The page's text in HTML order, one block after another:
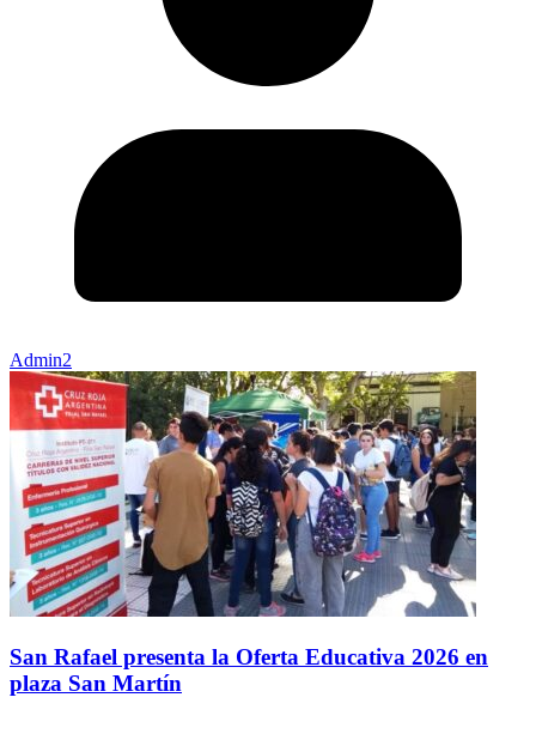
Admin2
San Rafael presenta la Oferta Educativa 2026 en
plaza San Martín